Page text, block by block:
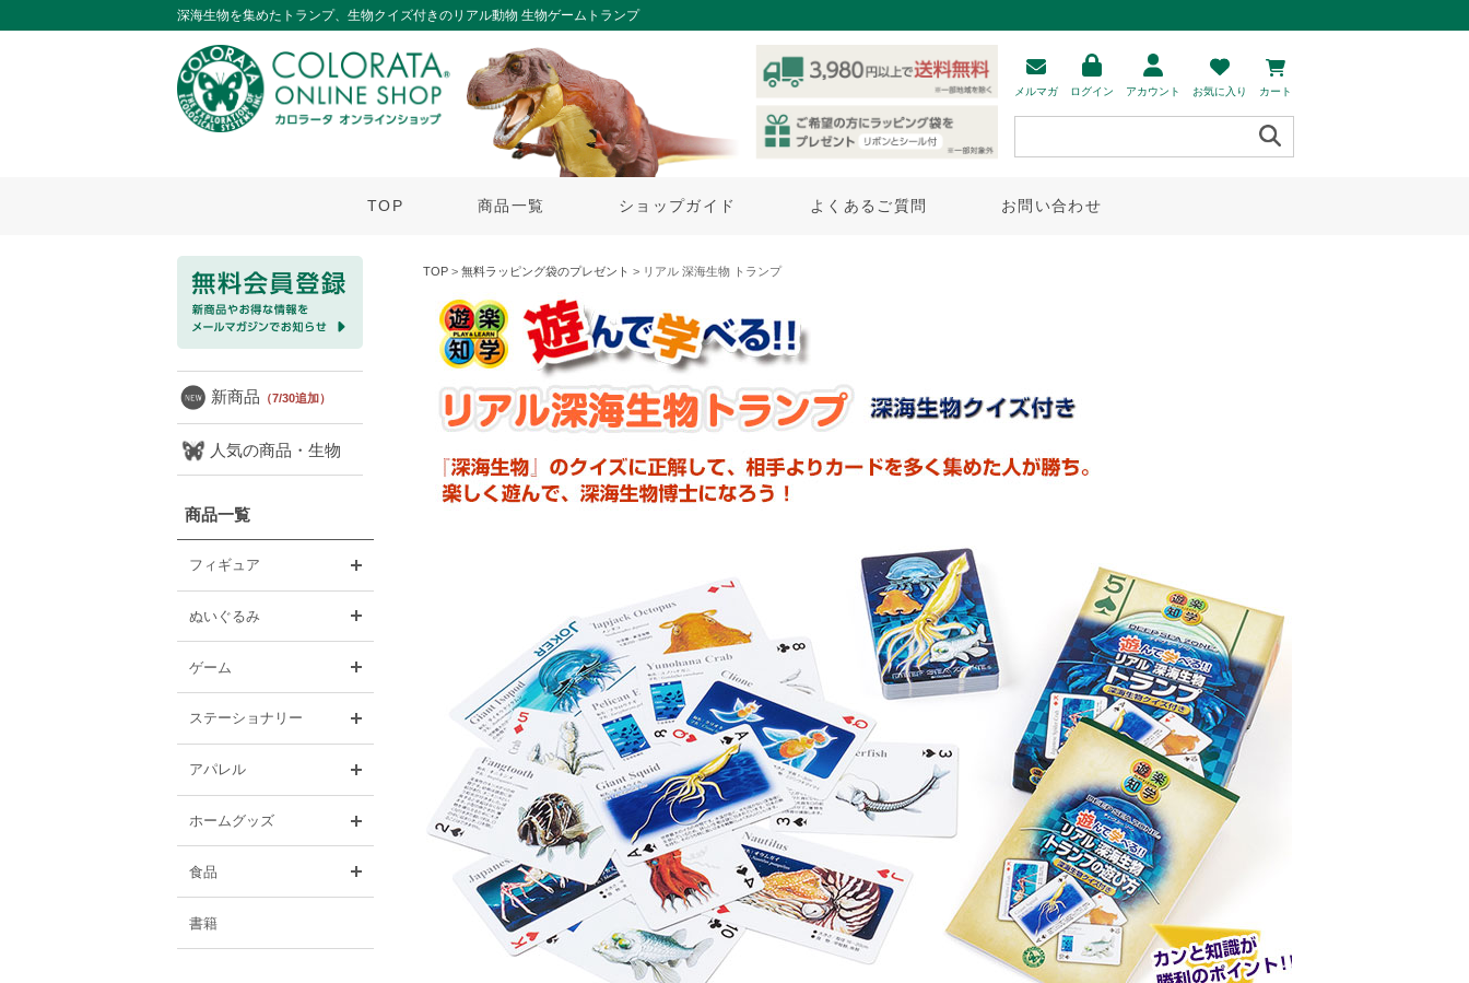
深海生物を集めたトランプ、生物クイズ付きのリアル動物 生物ゲームトランプ
メルマガ ログイン アカウント お気に入り カート
TOP 商品一覧 ショップガイド よくあるご質問 お問い合わせ
新商品 （7/30追加）
人気の商品・生物
商品一覧
フィギュア
ぬいぐるみ
ゲーム
ステーショナリー
アパレル
ホームグッズ
食品
書籍
TOP > 無料ラッピング袋のプレゼント > リアル 深海生物 トランプ